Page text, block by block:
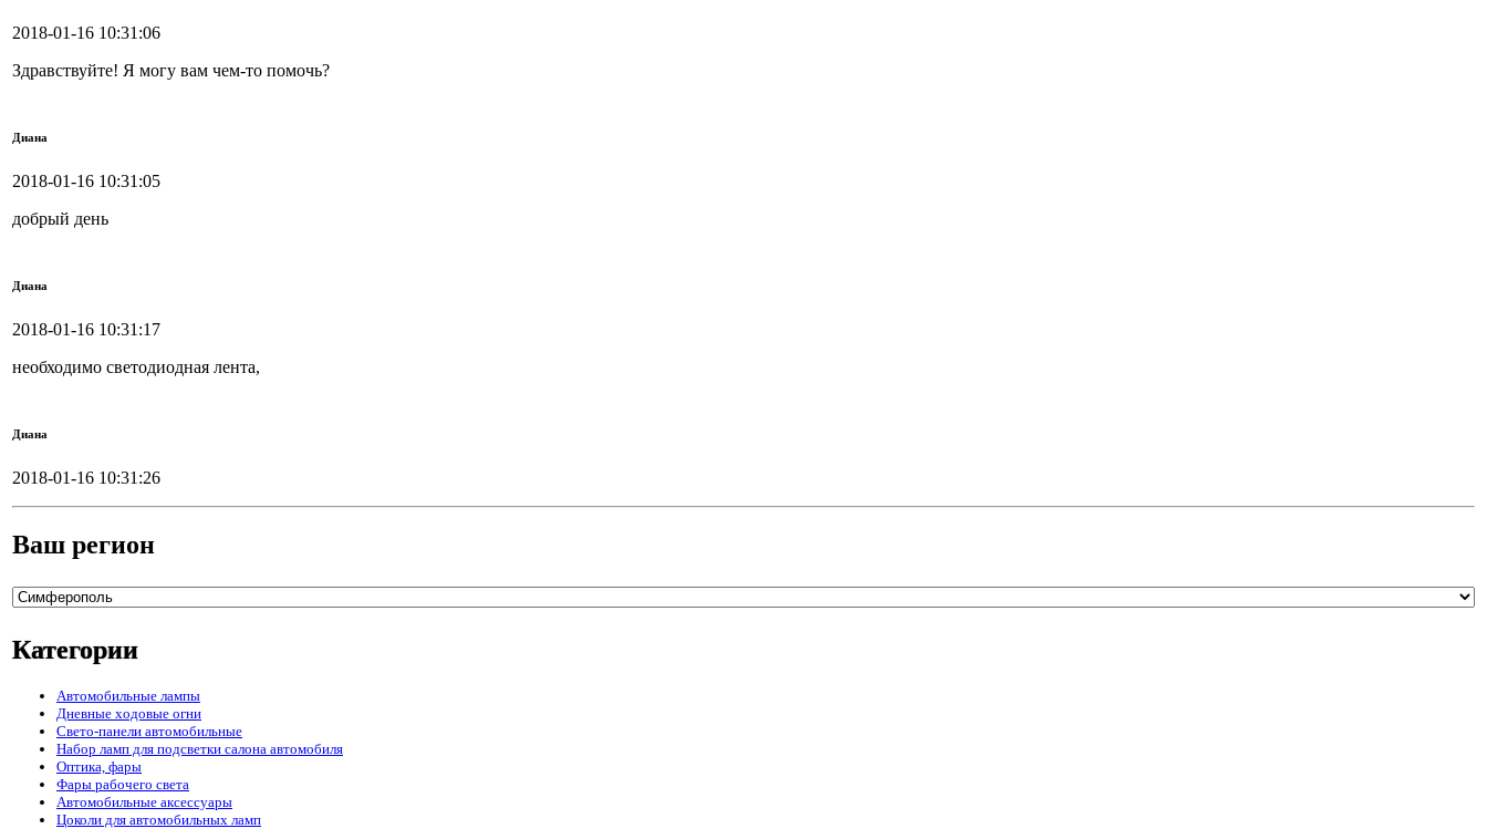
2018-01-16 10:31:06
Здравствуйте! Я могу вам чем-то помочь?
Диана
2018-01-16 10:31:05
добрый день
Диана
2018-01-16 10:31:17
необходимо светодиодная лента,
Диана
2018-01-16 10:31:26
Ваш регион
Категории
Автомобильные лампы
Дневные ходовые огни
Свето-панели автомобильные
Набор ламп для подсветки салона автомобиля
Оптика, фары
Фары рабочего света
Автомобильные аксессуары
Цоколи для автомобильных ламп